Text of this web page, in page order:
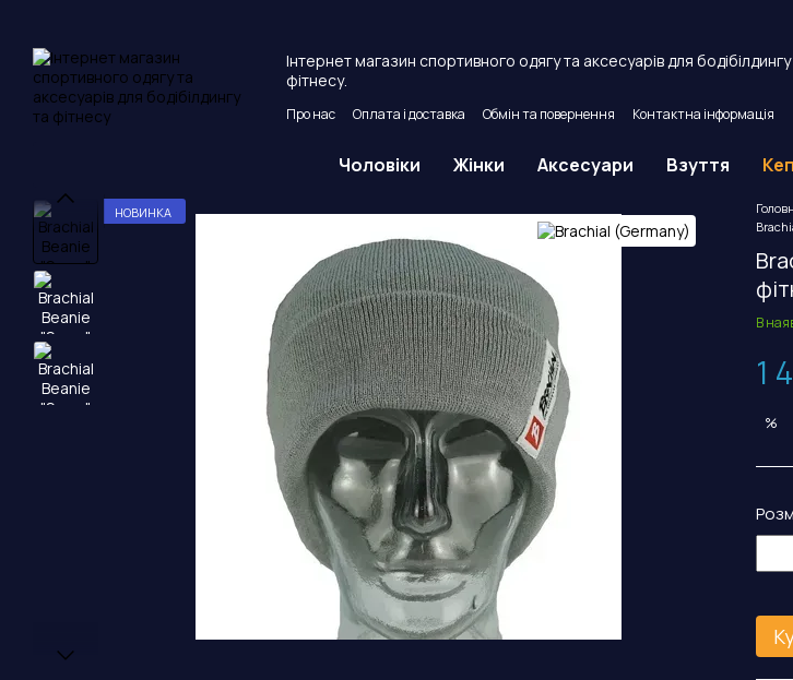
Інтернет магазин спортивного одягу та аксесуарів для бодібілдингу
фітнесу.
Про нас Оплата і доставка Обмін та повернення
Контактна інформація
Чоловіки Жінки Аксесуари Взуття
НОВИНКА
В
1
%